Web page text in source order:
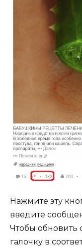
Нажмите эту
введите
Чтобы обновить
галочку в